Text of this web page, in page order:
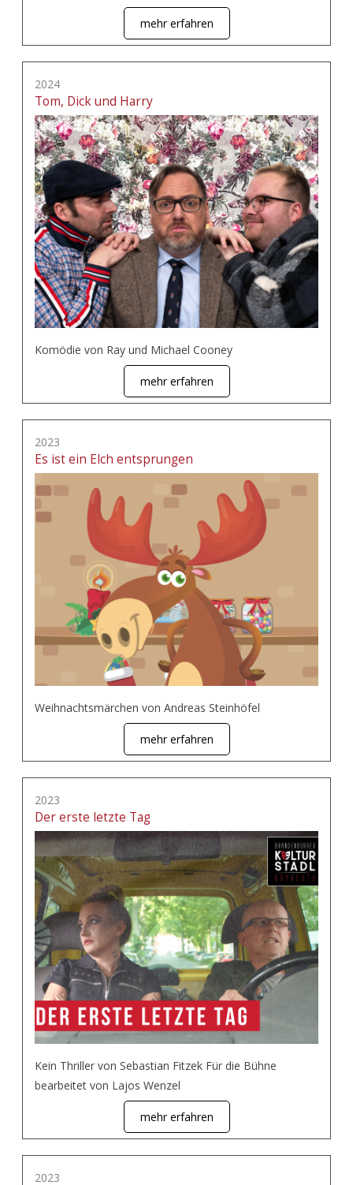
mehr erfahren
2024
Tom, Dick und Harry
Komödie von Ray und Michael Cooney
mehr erfahren
2023
Es ist ein Elch entsprungen
Weihnachtsmärchen von Andreas Steinhöfel
mehr erfahren
2023
Der erste letzte Tag
Kein Thriller von Sebastian Fitzek Für die Bühne
bearbeitet von Lajos Wenzel
mehr erfahren
2023